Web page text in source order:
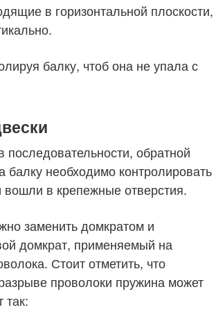
в горизонтальной плоскости,
балку, чтоб она не упала с
обратной
необходимо контролировать
в крепежные отверстия.
заменить домкратом и
домкрат, применяемый на
Стоит отметить, что
проволоки пружина может
так: